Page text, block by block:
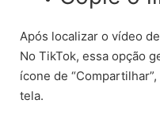
Após localizar o vídeo
No TikTok, essa opção
ícone de
tela.